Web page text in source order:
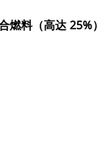
燃料（高达 25%）